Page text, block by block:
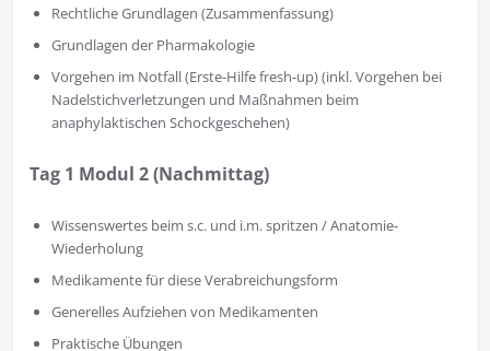
Rechtliche Grundlagen (Zusammenfassung)
Grundlagen der Pharmakologie
Vorgehen im Notfall (Erste-Hilfe fresh-up) (inkl. Vorgehen bei
Nadelstichverletzungen und Maßnahmen beim
anaphylaktischen Schockgeschehen)
Tag 1 Modul 2 (Nachmittag)
Wissenswertes beim s.c. und i.m. spritzen / Anatomie-
Wiederholung
Medikamente für diese Verabreichungsform
Generelles Aufziehen von Medikamenten
Praktische Übungen